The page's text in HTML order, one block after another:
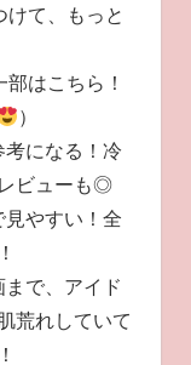
て、もっと
はこちら！
）
になる！冷
ビューも◎
やすい！全
で、アイド
荒れしていて